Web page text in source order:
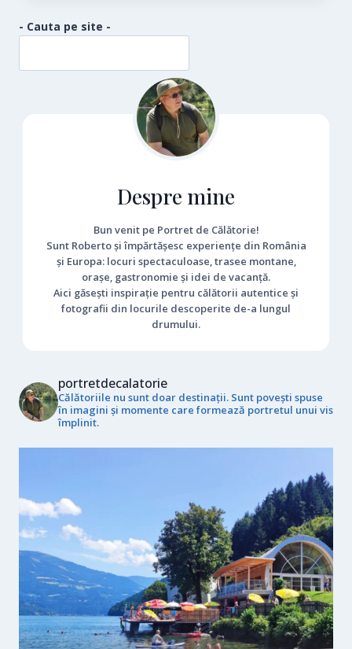
- Cauta pe site -
Despre mine
Bun venit pe Portret de Călătorie!
Sunt Roberto și împărtășesc experiențe din România
și Europa: locuri spectaculoase, trasee montane,
orașe, gastronomie și idei de vacanță.
Aici găsești inspirație pentru călătorii autentice și
fotografii din locurile descoperite de-a lungul
drumului.
portretdecalatorie
Călătoriile nu sunt doar destinații. Sunt povești spuse
în imagini și momente care formează portretul unui vis
împlinit.